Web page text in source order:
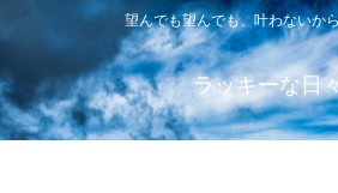
望んでも望んでも、叶わないか
ラッキーな日